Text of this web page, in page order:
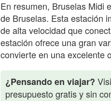
En resumen, Bruselas Midi
de Bruselas. Esta estación
de alta velocidad que
estación ofrece una gran
convierte en una excelente
¿Pensando en viajar?
presupuesto gratis y sin